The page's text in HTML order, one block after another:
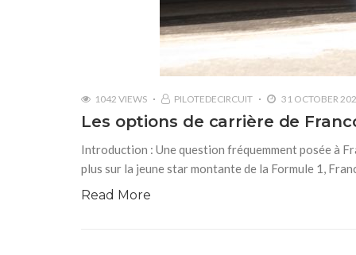
1042 VIEWS PILOTEDECIRCUIT 31 OCTOBER
Les options de carrière de
Introduction : Une question fréquemment posée à
plus sur la jeune star montante de la Formule 1,
Read More